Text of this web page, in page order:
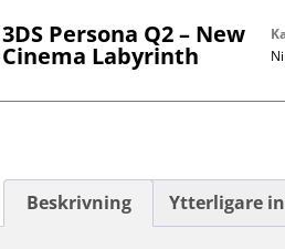
3DS Persona Q2 – New
Cinema Labyrinth
Beskrivning Ytterligare